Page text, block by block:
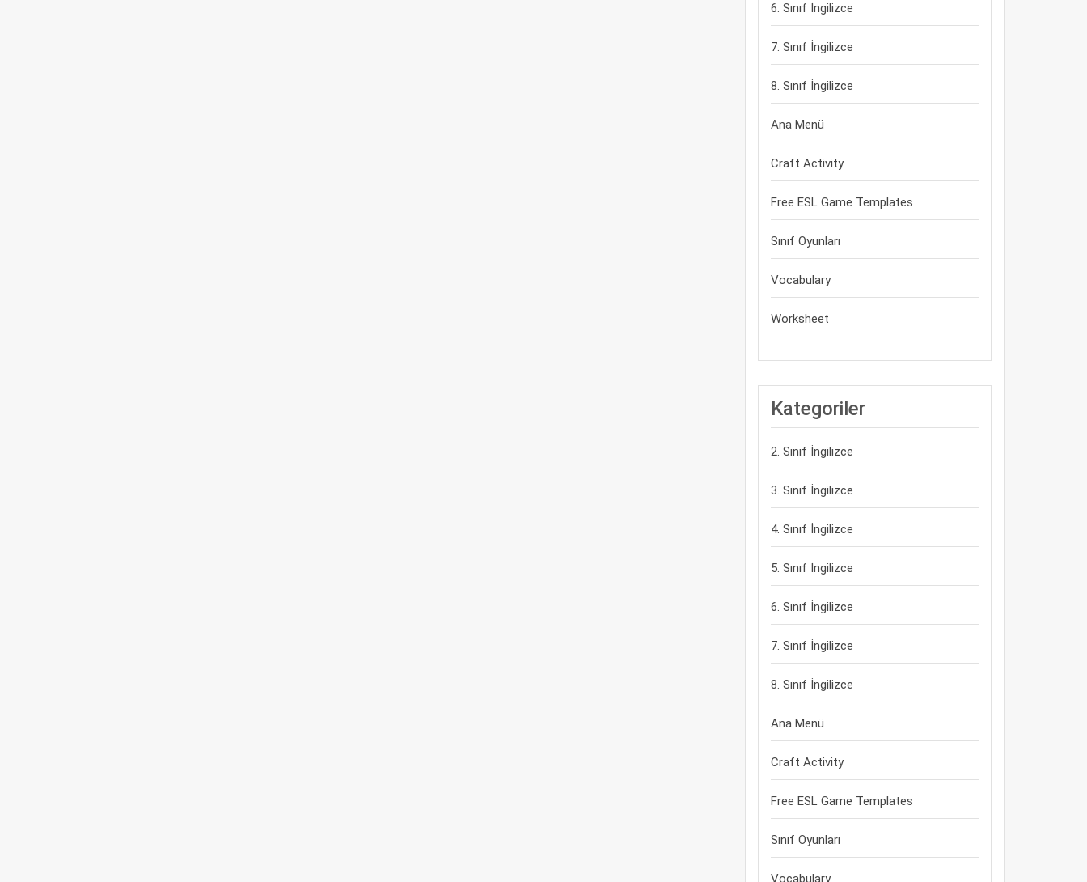
6. Sınıf İngilizce
7. Sınıf İngilizce
8. Sınıf İngilizce
Ana Menü
Craft Activity
Free ESL Game Templates
Sınıf Oyunları
Vocabulary
Worksheet
Kategoriler
2. Sınıf İngilizce
3. Sınıf İngilizce
4. Sınıf İngilizce
5. Sınıf İngilizce
6. Sınıf İngilizce
7. Sınıf İngilizce
8. Sınıf İngilizce
Ana Menü
Craft Activity
Free ESL Game Templates
Sınıf Oyunları
Vocabulary